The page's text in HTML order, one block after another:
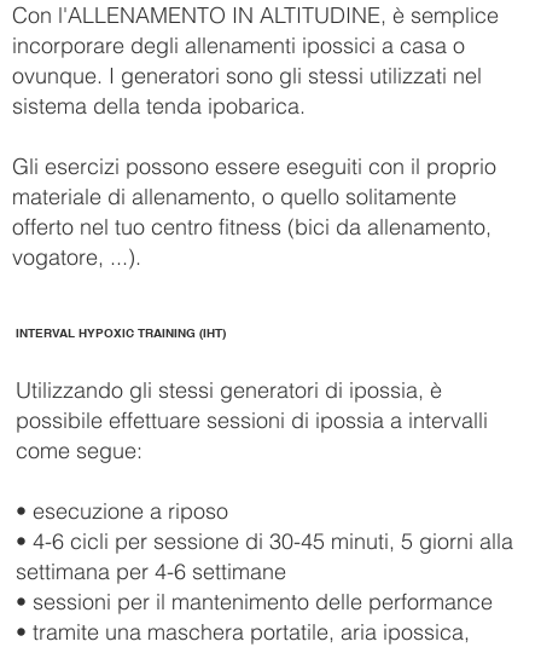
Con l'ALLENAMENTO IN ALTITUDINE, è semplice
incorporare degli allenamenti ipossici a casa o
ovunque. I generatori sono gli stessi utilizzati nel
sistema della tenda ipobarica.
Gli esercizi possono essere eseguiti con il proprio
materiale di allenamento, o quello solitamente
offerto nel tuo centro fitness (bici da allenamento,
vogatore, ...).
INTERVAL HYPOXIC TRAINING (IHT)
Utilizzando gli stessi generatori di ipossia, è
possibile effettuare sessioni di ipossia a intervalli
come segue:
• esecuzione a riposo
• 4-6 cicli per sessione di 30-45 minuti, 5 giorni alla
settimana per 4-6 settimane
• sessioni per il mantenimento delle performance
• tramite una maschera portatile, aria ipossica,